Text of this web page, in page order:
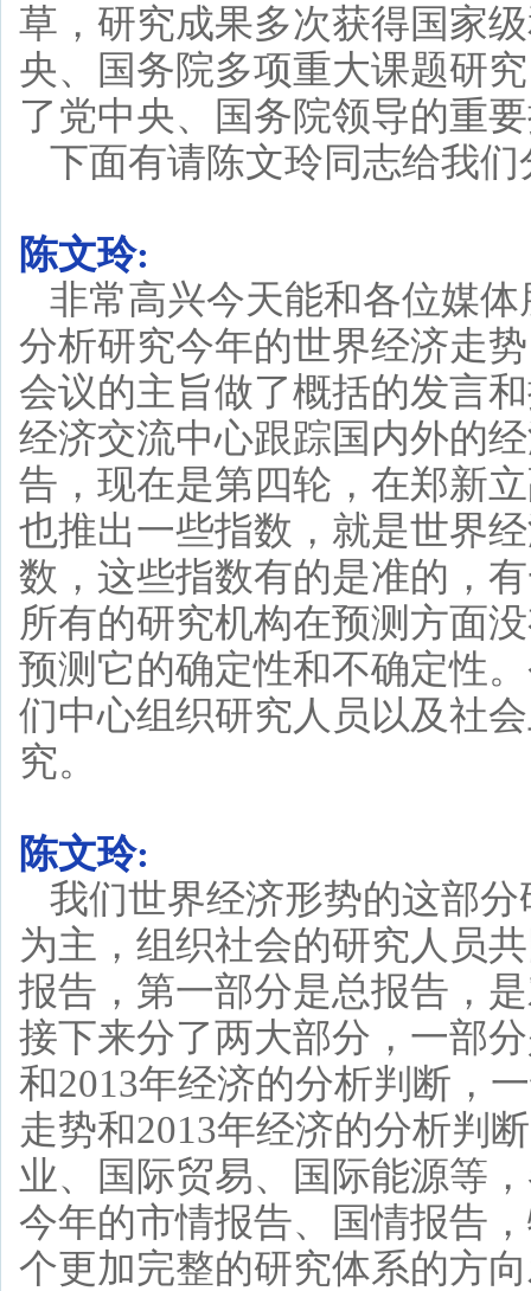
草，研究成果多次获得国家
央、国务院多项重大课题研
了党中央、国务院领导的重
下面有请陈文玲同志给我
陈文玲:
非常高兴今天能和各位媒
分析研究今年的世界经济走
会议的主旨做了概括的发言
经济交流中心跟踪国内外的
告，现在是第四轮，在郑新
也推出一些指数，就是世界
数，这些指数有的是准的，
所有的研究机构在预测方面
预测它的确定性和不确定性
们中心组织研究人员以及社
究。
陈文玲:
我们世界经济形势的这部
为主，组织社会的研究人员
报告，第一部分是总报告，
接下来分了两大部分，一部
和2013年经济的分析判断，
走势和2013年经济的分析判
业、国际贸易、国际能源等
今年的市情报告、国情报告
个更加完整的研究体系的方